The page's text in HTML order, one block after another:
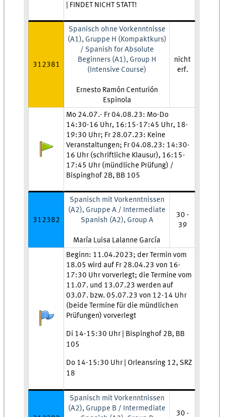
| FINDET NICHT STATT!
312381
Spanisch ohne Vorkenntnisse
(A1), Gruppe H (Kompaktkurs)
/ Spanish for Absolute
Beginners (A1), Group H
(Intensive Course)
Lehrkraft:
Ernesto Ramón Centurión
Espinola
nicht
erf.
Anmeldestatus:
Zeit und Ort:
Mo 24.07.- Fr 04.08.23: Mo-Do
14:30-16 Uhr, 16:15-17:45 Uhr, 18-
19:30 Uhr; Fr 28.07.23: Keine
Veranstaltungen; Fr 04.08.23: 14:30-
16 Uhr (schriftliche Klausur), 16:15-
17:45 Uhr (mündliche Prüfung) /
Bispinghof 2B, BB 105
312382
Spanisch mit Vorkenntnissen
(A2), Gruppe A / Intermediate
Spanish (A2), Group A
Lehrkraft:
María Luisa Lalanne García
30 -
39
Anmeldestatus:
Zeit und Ort:
Beginn: 11.04.2023; der Termin vom
18.05 wird auf Fr 28.04.23 von 16-
17:30 Uhr vorverlegt; die Termine vom
11.07. und 13.07.23 werden auf
03.07. bzw. 05.07.23 von 12-14 Uhr
(beide Termine für die mündlichen
Prüfungen) vorverlegt
Di 14-15:30 Uhr | Bispinghof 2B, BB
105
Do 14-15:30 Uhr | Orleansring 12, SRZ
18
Spanisch mit Vorkenntnissen
(A2), Gruppe B / Intermediate
30 -